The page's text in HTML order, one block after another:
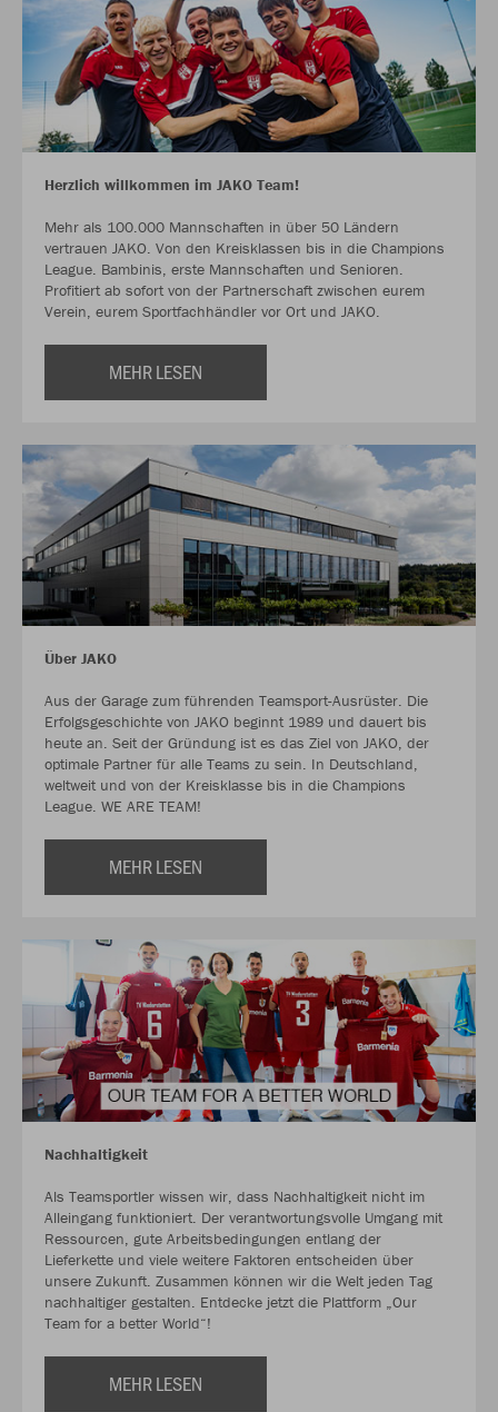
Herzlich willkommen im JAKO Team!
Mehr als 100.000 Mannschaften in über 50 Ländern
vertrauen JAKO. Von den Kreisklassen bis in die Champions
League. Bambinis, erste Mannschaften und Senioren.
Profitiert ab sofort von der Partnerschaft zwischen eurem
Verein, eurem Sportfachhändler vor Ort und JAKO.
MEHR LESEN
Über JAKO
Aus der Garage zum führenden Teamsport-Ausrüster. Die
Erfolgsgeschichte von JAKO beginnt 1989 und dauert bis
heute an. Seit der Gründung ist es das Ziel von JAKO, der
optimale Partner für alle Teams zu sein. In Deutschland,
weltweit und von der Kreisklasse bis in die Champions
League. WE ARE TEAM!
MEHR LESEN
Nachhaltigkeit
Als Teamsportler wissen wir, dass Nachhaltigkeit nicht im
Alleingang funktioniert. Der verantwortungsvolle Umgang mit
Ressourcen, gute Arbeitsbedingungen entlang der
Lieferkette und viele weitere Faktoren entscheiden über
unsere Zukunft. Zusammen können wir die Welt jeden Tag
nachhaltiger gestalten. Entdecke jetzt die Plattform „Our
Team for a better World“!
MEHR LESEN